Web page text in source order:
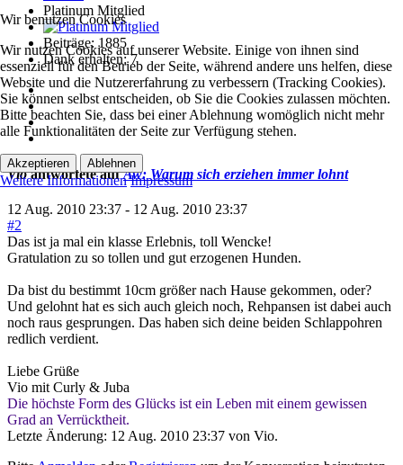
Platinum Mitglied
Beiträge: 1885
Dank erhalten: 7
Vioantwortete aufAw: Warum sich erziehen immer lohnt
12 Aug. 2010 23:37 - 12 Aug. 2010 23:37
#2
Das ist ja mal ein klasse Erlebnis, toll Wencke!
Gratulation zu so tollen und gut erzogenen Hunden.
Da bist du bestimmt 10cm größer nach Hause gekommen, oder?
Und gelohnt hat es sich auch gleich noch, Rehpansen ist dabei auch
noch raus gesprungen. Das haben sich deine beiden Schlappohren
redlich verdient.
Liebe Grüße
Vio mit Curly & Juba
Die höchste Form des Glücks ist ein Leben mit einem gewissen
Grad an Verrücktheit.
Letzte Änderung: 12 Aug. 2010 23:37 von Vio.
Wir benutzen Cookies
Wir nutzen Cookies auf unserer Website. Einige von ihnen sind
essenziell für den Betrieb der Seite, während andere uns helfen, diese
Website und die Nutzererfahrung zu verbessern (Tracking Cookies).
Sie können selbst entscheiden, ob Sie die Cookies zulassen möchten.
Bitte beachten Sie, dass bei einer Ablehnung womöglich nicht mehr
alle Funktionalitäten der Seite zur Verfügung stehen.
Akzeptieren Ablehnen
Weitere Informationen Impressum